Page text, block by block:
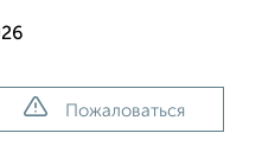
Пожаловаться